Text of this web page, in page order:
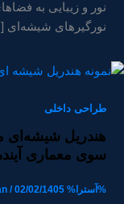
نور و زیبایی به
نورگیرهای شیشه‌ای
طراحی داخلی
هندریل شیشه‌ای
سوی معماری
%آسترا% /02/02/1405